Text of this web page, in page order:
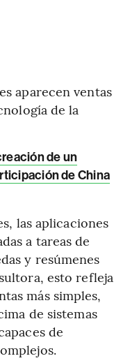
aparecen ventas
de la
de un
de China
las aplicaciones
a tareas de
y resúmenes
esto refleja
más simples,
de sistemas
de